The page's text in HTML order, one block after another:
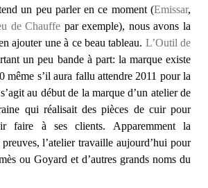
un peu parler en ce moment (Emissar,
de Chauffe par exemple), nous avons la
ajouter une à ce beau tableau. L’Outil de
un peu bande à part: la marque existe
même s’il aura fallu attendre 2011 pour la
au début de la marque d’un atelier de
qui réalisait des pièces de cuir pour
faire à ses clients. Apparemment la
l’atelier travaille aujourd’hui pour
ou Goyard et d’autres grands noms du